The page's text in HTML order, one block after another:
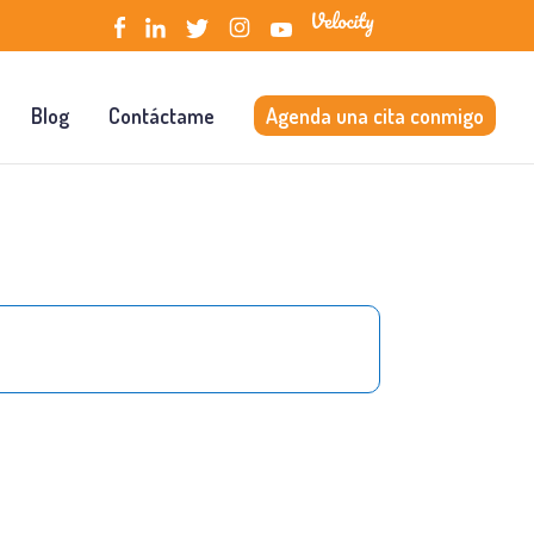
Blog Contáctame Agenda una cita conmigo